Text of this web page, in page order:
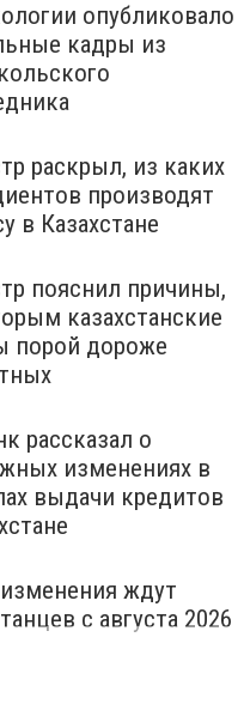
опубликовало
кадры из
раскрыл, из каких
производят
в Казахстане
пояснил причины,
казахстанские
порой дороже
рассказал о
изменениях в
выдачи кредитов
ждут
с августа 2026